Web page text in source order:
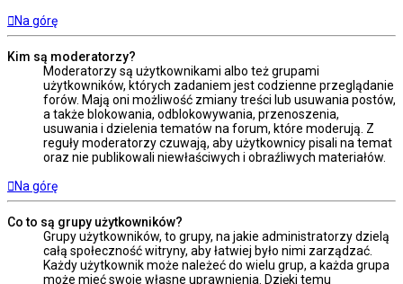
Na górę
Kim są moderatorzy?
Moderatorzy są użytkownikami albo też grupami
użytkowników, których zadaniem jest codzienne przeglądanie
forów. Mają oni możliwość zmiany treści lub usuwania postów,
a także blokowania, odblokowywania, przenoszenia,
usuwania i dzielenia tematów na forum, które moderują. Z
reguły moderatorzy czuwają, aby użytkownicy pisali na temat
oraz nie publikowali niewłaściwych i obraźliwych materiałów.
Na górę
Co to są grupy użytkowników?
Grupy użytkowników, to grupy, na jakie administratorzy dzielą
całą społeczność witryny, aby łatwiej było nimi zarządzać.
Każdy użytkownik może należeć do wielu grup, a każda grupa
może mieć swoje własne uprawnienia. Dzięki temu